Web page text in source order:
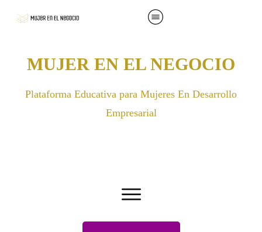
MUJER EN EL NEGOCIO
Plataforma Educativa para Mujeres En Desarrollo
Empresarial